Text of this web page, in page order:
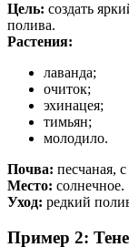
Цель: создать
полива.
Растения:
лаванда;
очиток;
эхинацея;
тимьян;
молодило.
Почва: песчаная,
Место: солнечное.
Уход: редкий
Пример 2: